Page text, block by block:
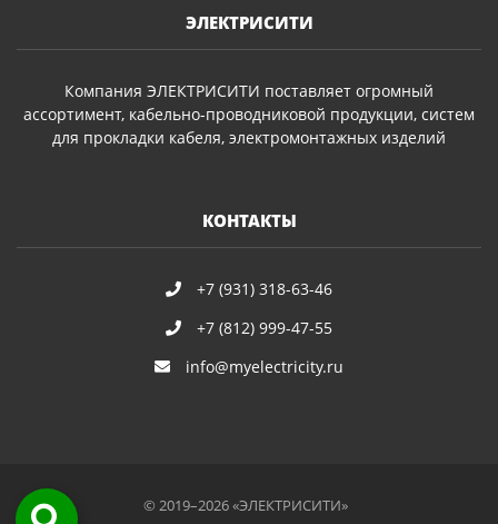
ЭЛЕКТРИСИТИ
Компания ЭЛЕКТРИСИТИ поставляет огромный
ассортимент, кабельно-проводниковой продукции, систем
для прокладки кабеля, электромонтажных изделий
КОНТАКТЫ
+7 (931) 318-63-46
+7 (812) 999-47-55
info@myelectricity.ru
© 2019–2026 «ЭЛЕКТРИСИТИ»